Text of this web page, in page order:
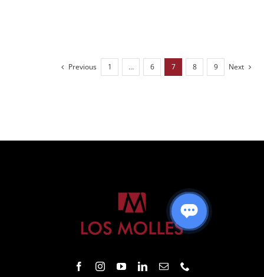
Previous 1 … 6 7 8 9 Next